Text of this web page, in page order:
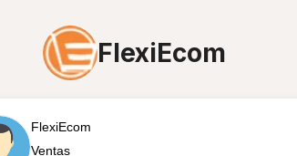
FlexiEcom
FlexiEcom
Ventas